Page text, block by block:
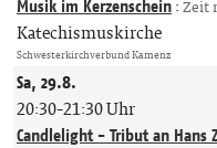
Musik im Kerzenschein: Zeit
Katechismuskirche
Schwesterkirchverbund Kamenz
Sa, 29.8.
20:30-21:30 Uhr
Candlelight - Tribut an Hans